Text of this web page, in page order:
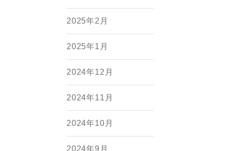
2025年2月
2025年1月
2024年12月
2024年11月
2024年10月
2024年9月